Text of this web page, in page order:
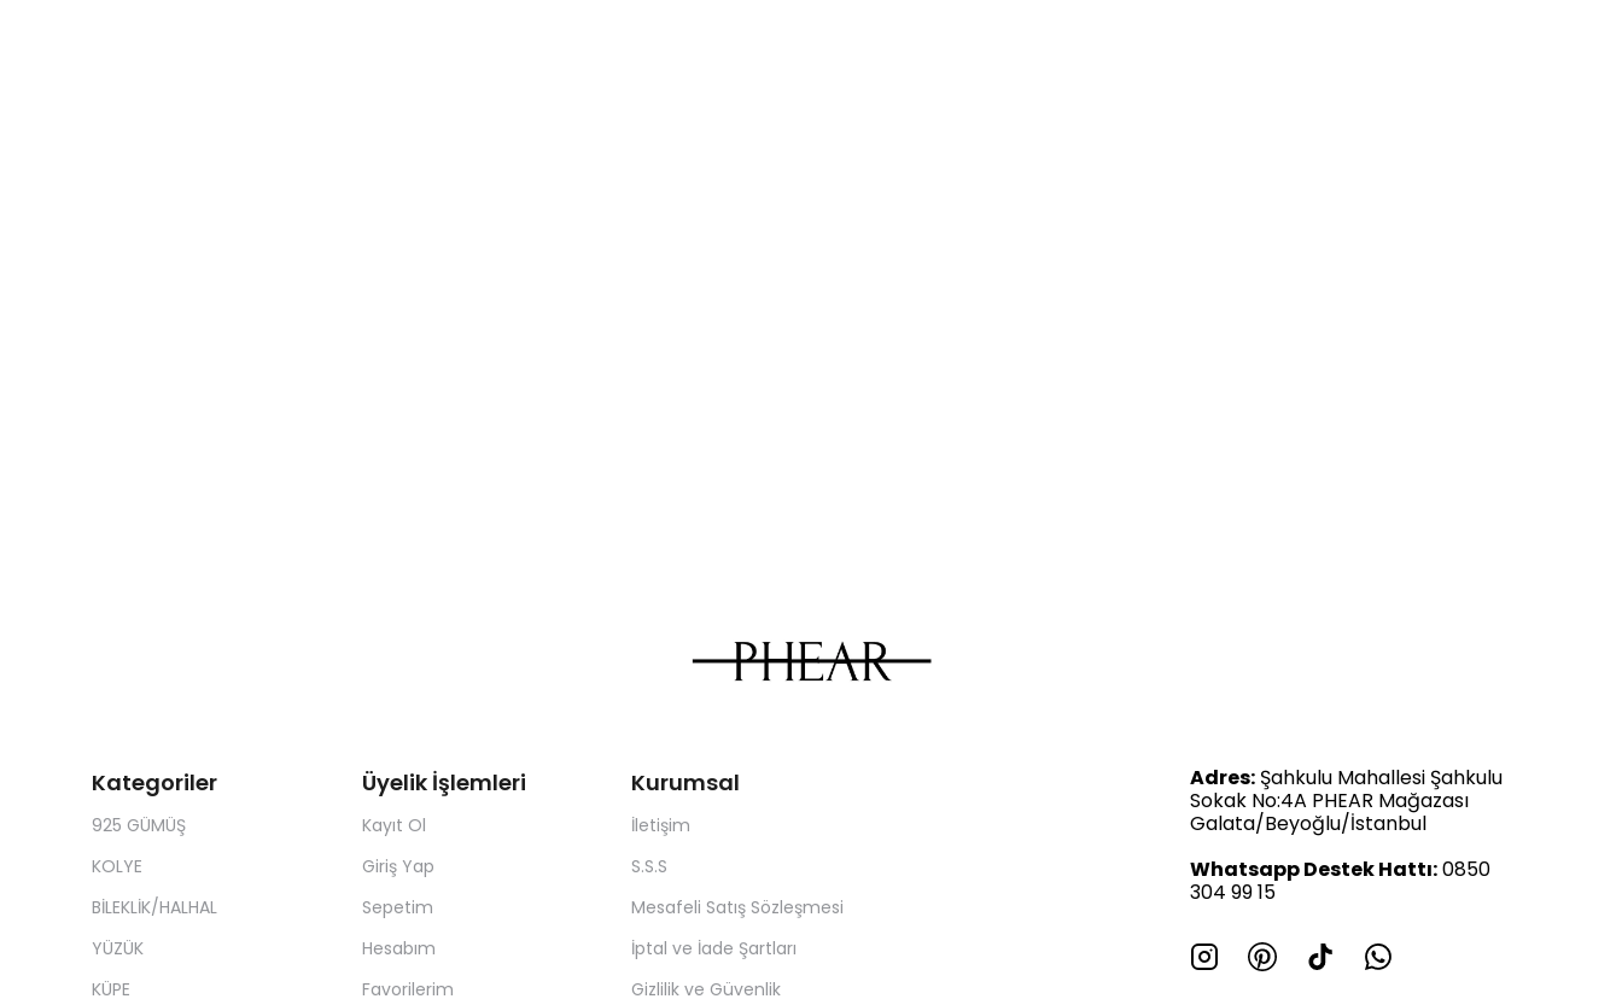
Kategoriler
925 GÜMÜŞ
KOLYE
BİLEKLİK/HALHAL
YÜZÜK
KÜPE
Üyelik İşlemleri
Kayıt Ol
Giriş Yap
Sepetim
Hesabım
Favorilerim
Kurumsal
İletişim
S.S.S
Mesafeli Satış Sözleşmesi
İptal ve İade Şartları
Gizlilik ve Güvenlik
Adres: Şahkulu Mahallesi Şahkulu
Sokak No:4A PHEAR Mağazası
Galata/Beyoğlu/İstanbul
Whatsapp Destek Hattı:0850
304 99 15